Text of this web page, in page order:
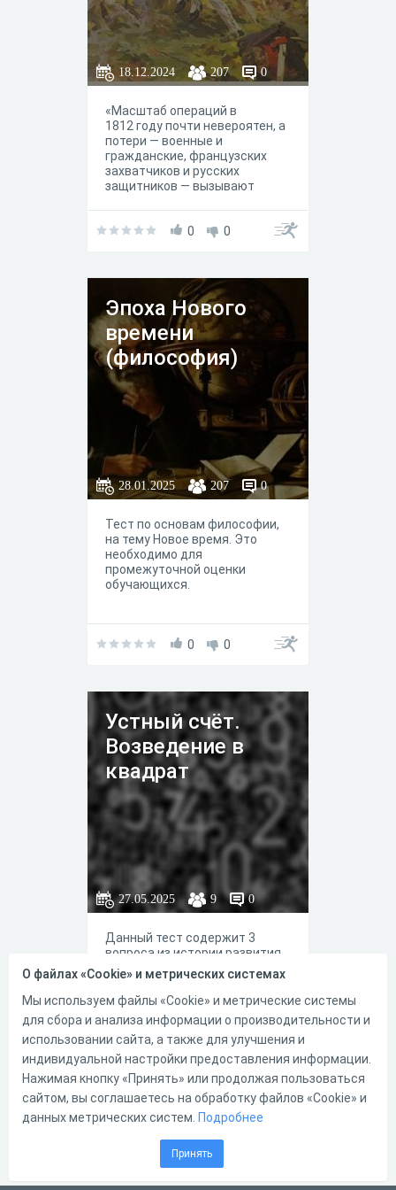
18.12.2024 207 0
«Масштаб операций в
1812 году почти невероятен, а
потери — военные и
гражданские, французских
захватчиков и русских
защитников — вызывают
несмотря на несоизмеримо
большие потери в двух
0 0
Эпоха Нового
времени
(философия)
28.01.2025 207 0
Тест по основам философии,
на тему Новое время. Это
необходимо для
промежуточной оценки
обучающихся.
0 0
Устный счёт.
Возведение в
квадрат
27.05.2025 9 0
Данный тест содержит 3
вопроса из истории развития
степени в математике и 12
вопросов по возведению в
квадрат чисел по некоторым
правилам: квадрата суммы,
правил для чисел с концом на
5, 1, 9, 4 и 6.
0
0
Загрузить еще
О файлах «Cookie» и метрических системах
Мы используем файлы «Cookie» и метрические системы
для сбора и анализа информации о производительности и
использовании сайта, а также для улучшения и
индивидуальной настройки предоставления информации.
Нажимая кнопку «Принять» или продолжая пользоваться
сайтом, вы соглашаетесь на обработку файлов «Cookie» и
данных метрических систем. Подробнее
Принять